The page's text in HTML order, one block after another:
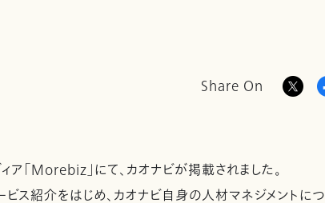
Share On
「Morebiz」にて、カオナビが掲載されました。
ス紹介をはじめ、カオナビ自身の人材マネジメントにつ